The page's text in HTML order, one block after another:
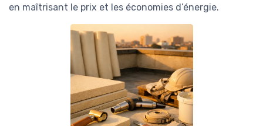
en maîtrisant le prix et les économies d’énergie.